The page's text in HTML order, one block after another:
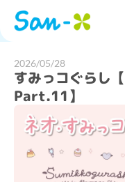
2026/05/28
すみっコぐらし
Part.11】